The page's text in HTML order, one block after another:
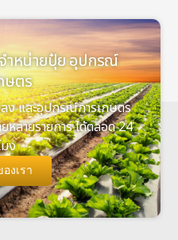
ำหน่ายปุ๋ย อุปกรณ์
ษตร
ลง และอุปกรณ์การเกษตร
ลายรายการ ได้ตลอด 24
ง
งเรา